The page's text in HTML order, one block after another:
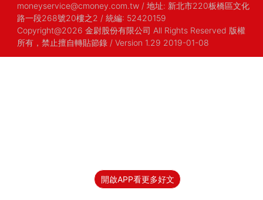
開啟APP看更多好文
moneyservice@cmoney.com.tw / 地址: 新北市220板橋區文化
路一段268號20樓之2 / 統編: 52420159
Copyright@2026 金尉股份有限公司 All Rights Reserved 版權
所有，禁止擅自轉貼節錄 / Version 1.29 2019-01-08